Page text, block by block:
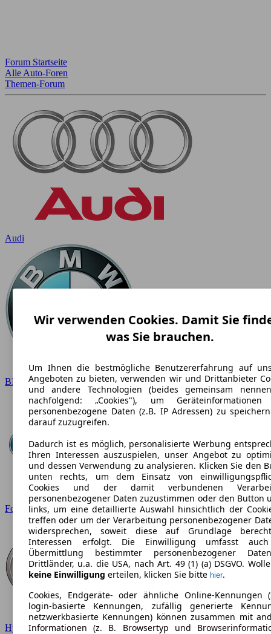
Forum Startseite
Alle Auto-Foren
Themen-Forum
Audi
BMW
Ford
Hyundai
Wir verwenden Cookies. Damit Sie
was Sie brauchen.
Um Ihnen die bestmögliche Benutzererfahrung auf
Angeboten zu bieten, verwenden wir und Drittanbieter
und andere Technologien (beides gemeinsam
nachfolgend: „Cookies"), um
personenbezogene Daten (z.B. IP Adressen) zu
darauf zuzugreifen.
Dadurch ist es möglich, personalisierte Werbung
Ihren Interessen auszuspielen, unser Angebot zu
und dessen Verwendung zu analysieren. Klicken Sie den
unten rechts, um dem Einsatz von
Cookies und der damit verbundenen
personenbezogener Daten zuzustimmen oder den Button
links, um eine detaillierte Auswahl hinsichtlich der
treffen oder um der Verarbeitung personenbezogener
widersprechen, soweit diese auf Grundlage
Interessen erfolgt. Die Einwilligung umfasst
Übermittlung bestimmter personenbezogener
Drittländer, u.a. die USA, nach Art. 49 (1) (a) DSGVO.
keine Einwilligung erteilen, klicken Sie bitte hier.
Cookies, Endgeräte- oder ähnliche Online-Kennungen
login-basierte Kennungen, zufällig generierte
netzwerkbasierte Kennungen) können zusammen mit
Informationen (z. B. Browsertyp und